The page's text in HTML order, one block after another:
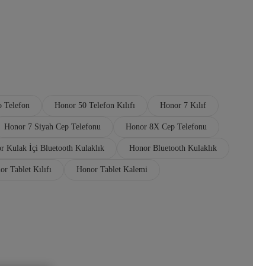
Telefon Honor 50 Telefon Kılıfı Honor 7 Kılıf
Honor 7 Siyah Cep Telefonu Honor 8X Cep Telefonu
Kulak İçi Bluetooth Kulaklık Honor Bluetooth Kulaklık
Tablet Kılıfı Honor Tablet Kalemi